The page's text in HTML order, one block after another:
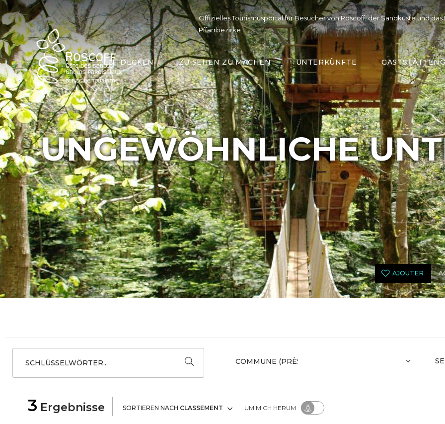
Offizielles Tourismusportal für Besucher von Roscoff, der Sandküste und das
Pffarrbezirke
ENTDECKEN ZU SEHEN ZU MACHEN UNTERKÜNFTE
UNGEWÖHNLICHE
AJOUTER
SCHLÜSSELWÖRTER...
3 Ergebnisse SORTIEREN NACH CLASSEMENT UM MICH HERUM
Cookies management panel